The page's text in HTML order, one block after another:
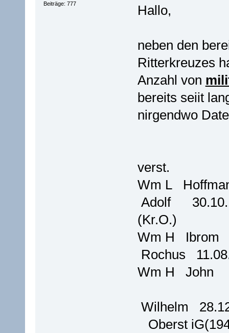
Beiträge: 777 Hallo,
neben den
Ritterkreuzes
Anzahl von
bereits seiit
nirgendwo
verst.
Wm L
Adolf
(Kr.O.)
Wm H
Rochus
Wm H
Wilhelm
Oberst